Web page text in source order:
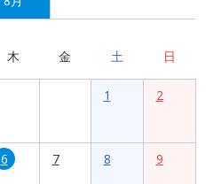
木 金 土 日
1 2
6 7 8 9